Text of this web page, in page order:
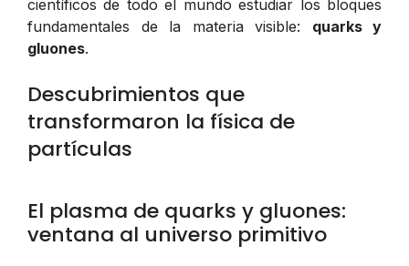
científicos de todo el mundo estudiar los bloques
fundamentales de la materia visible: quarks y
gluones.
Descubrimientos que
transformaron la física de
partículas
El plasma de quarks y gluones:
ventana al universo primitivo